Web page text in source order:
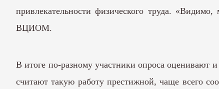
привлекательности физического труда.
ВЦИОМ.
В итоге по-разному участники опроса оценивают
считают такую работу престижной, чаще всего